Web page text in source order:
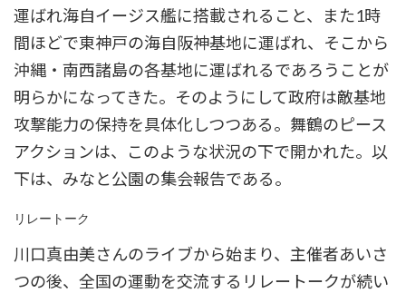
運ばれ海自イージス艦に搭載されること、また1時
間ほどで東神戸の海自阪神基地に運ばれ、そこから
沖縄・南西諸島の各基地に運ばれるであろうことが
明らかになってきた。そのようにして政府は敵基地
攻撃能力の保持を具体化しつつある。舞鶴のピース
アクションは、このような状況の下で開かれた。以
下は、みなと公園の集会報告である。
リレートーク
川口真由美さんのライブから始まり、主催者あいさ
つの後、全国の運動を交流するリレートークが続い